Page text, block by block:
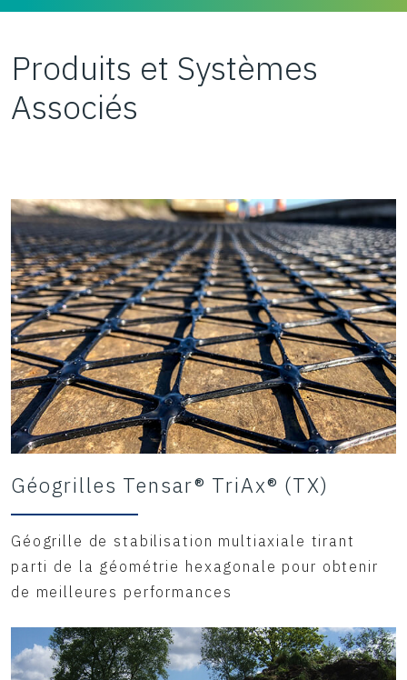
Produits et Systèmes
Associés
Géogrilles Tensar® TriAx® (TX)
Géogrille de stabilisation multiaxiale tirant
parti de la géométrie hexagonale pour obtenir
de meilleures performances